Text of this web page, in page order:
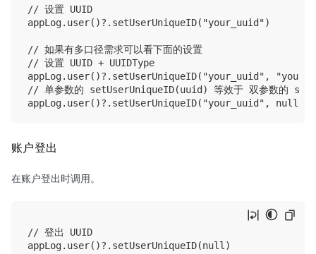
// 设置 UUID
appLog.user()?.setUserUniqueID("your_uuid")
// 如果有多口径需求可以看下面的设置
// 设置 UUID + UUIDType
appLog.user()?.setUserUniqueID("your_uuid",
// 单参数的 setUserUniqueID(uuid) 等效于 双参数的
账户登出
在账户登出时调用。
// 登出 UUID
appLog.user()?.setUserUniqueID(null)